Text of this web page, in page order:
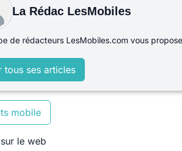
La Rédac LesMobiles
de rédacteurs LesMobiles.com vous
tous ses articles
mobile
le web